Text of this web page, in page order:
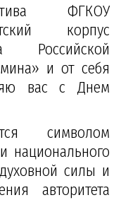
ФГКОУ
корпус
Российской
и от себя
вас с Днем
символом
национального
силы и
авторитета